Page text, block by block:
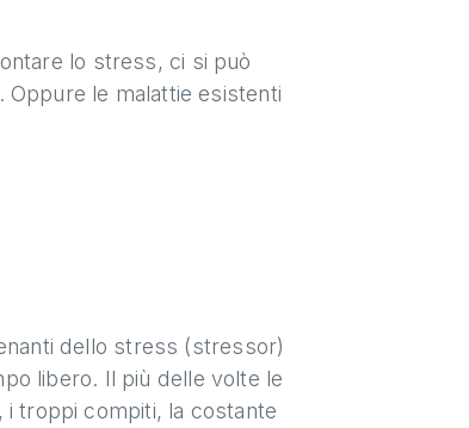
lo stress, ci si può
le malattie esistenti
dello stress (stressor)
libero. Il più delle volte le
i troppi compiti, la costante